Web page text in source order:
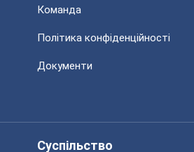
Команда
Політика конфіденційності
Документи
Суспільство